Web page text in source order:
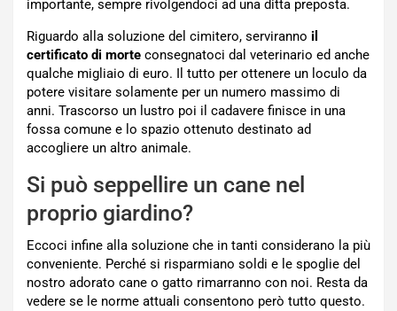
importante, sempre rivolgendoci ad una ditta preposta.
Riguardo alla soluzione del cimitero, serviranno il
certificato di morte consegnatoci dal veterinario ed anche
qualche migliaio di euro. Il tutto per ottenere un loculo da
potere visitare solamente per un numero massimo di
anni. Trascorso un lustro poi il cadavere finisce in una
fossa comune e lo spazio ottenuto destinato ad
accogliere un altro animale.
Si può seppellire un cane nel
proprio giardino?
Eccoci infine alla soluzione che in tanti considerano la più
conveniente. Perché si risparmiano soldi e le spoglie del
nostro adorato cane o gatto rimarranno con noi. Resta da
vedere se le norme attuali consentono però tutto questo.